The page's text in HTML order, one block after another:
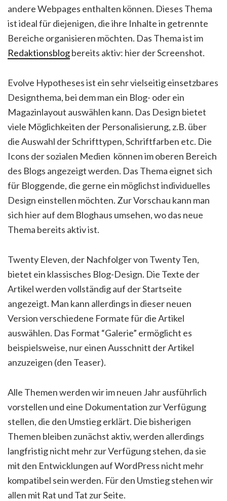
andere Webpages enthalten können. Dieses Thema
ist ideal für diejenigen, die ihre Inhalte in getrennte
Bereiche organisieren möchten. Das Thema ist im
Redaktionsblogbereits aktiv: hier der Screenshot.
Evolve Hypotheses ist ein sehr vielseitig einsetzbares
Designthema, bei dem man ein Blog- oder ein
Magazinlayout auswählen kann. Das Design bietet
viele Möglichkeiten der Personalisierung, z.B. über
die Auswahl der Schrifttypen, Schriftfarben etc. Die
Icons der sozialen Medien können im oberen Bereich
des Blogs angezeigt werden. Das Thema eignet sich
für Bloggende, die gerne ein möglichst individuelles
Design einstellen möchten. Zur Vorschau kann man
sich hier auf dem Bloghaus umsehen, wo das neue
Thema bereits aktiv ist.
Twenty Eleven, der Nachfolger von Twenty Ten,
bietet ein klassisches Blog-Design. Die Texte der
Artikel werden vollständig auf der Startseite
angezeigt. Man kann allerdings in dieser neuen
Version verschiedene Formate für die Artikel
auswählen. Das Format “Galerie” ermöglicht es
beispielsweise, nur einen Ausschnitt der Artikel
anzuzeigen (den Teaser).
Alle Themen werden wir im neuen Jahr ausführlich
vorstellen und eine Dokumentation zur Verfügung
stellen, die den Umstieg erklärt. Die bisherigen
Themen bleiben zunächst aktiv, werden allerdings
langfristig nicht mehr zur Verfügung stehen, da sie
mit den Entwicklungen auf WordPress nicht mehr
kompatibel sein werden. Für den Umstieg stehen wir
allen mit Rat und Tat zur Seite.